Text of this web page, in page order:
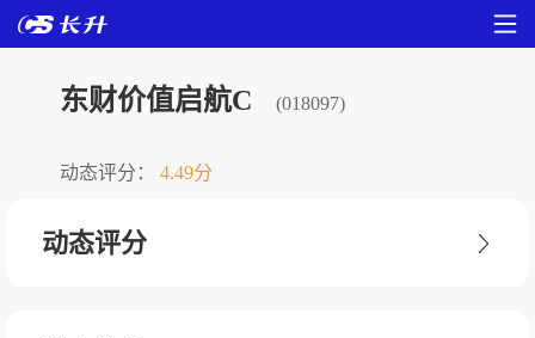
东财价值启航C (018097)
动态评分： 4.49分
动态评分